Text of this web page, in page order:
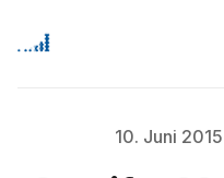
10. Juni 2015